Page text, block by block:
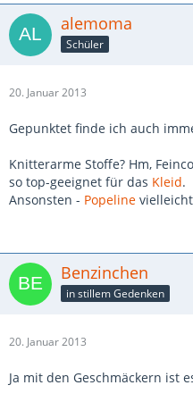
alemoma
Schüler
20. Januar 2013
Gepunktet finde ich auch
Knitterarme Stoffe? Hm,
so top-geeignet für das Kleid.
Ansonsten - Popeline
Benzinchen
in stillem Gedenken
20. Januar 2013
Ja mit den Geschmäckern ist